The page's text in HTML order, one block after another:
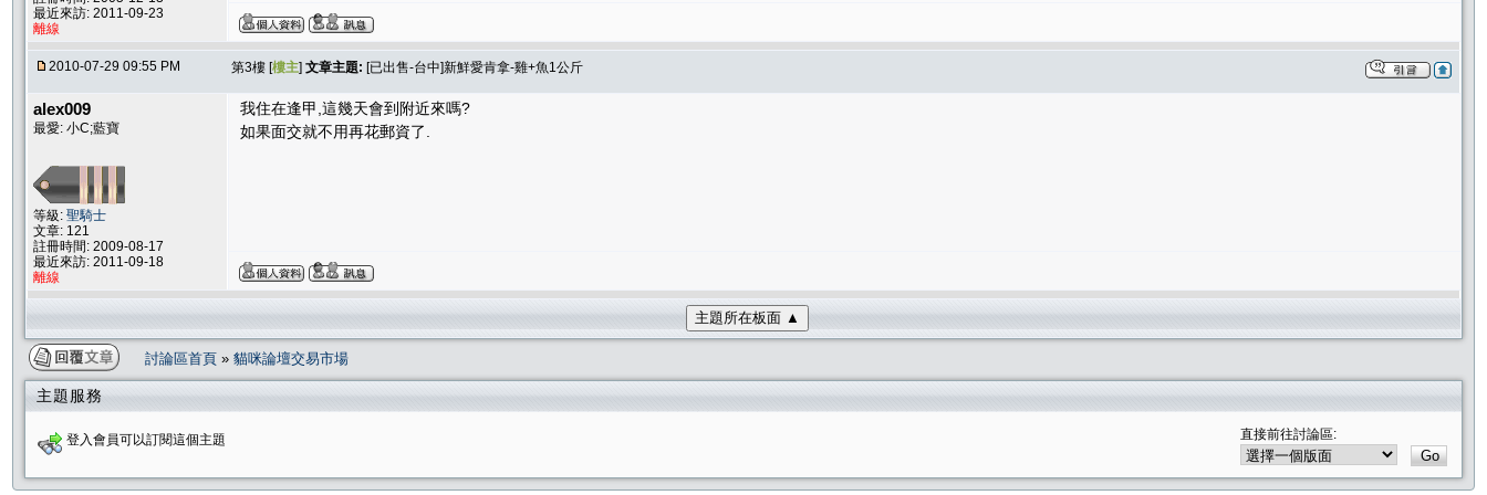
最近來訪: 2011-09-23
離線
2010-07-29 09:55 PM 第3樓 [樓主] 文章主題: [已出售-台中]新鮮愛肯拿-雞+魚1公斤
alex009
最愛: 小C;藍寶
等級: 聖騎士
文章: 121
註冊時間: 2009-08-17
最近來訪: 2011-09-18
離線
我住在逢甲,這幾天會到附近來嗎?
如果面交就不用再花郵資了.
主題所在板面 ▲
討論區首頁 » 貓咪論壇交易市場
主題服務
登入會員可以訂閱這個主題 直接前往討論區: